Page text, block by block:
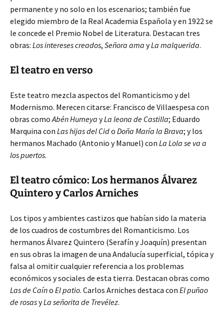
permanente y no solo en los escenarios; también fue
elegido miembro de la Real Academia Española y en 1922 se
le concede el Premio Nobel de Literatura. Destacan tres
obras: Los intereses creados, Señora ama yLa malquerida.
El teatro en verso
Este teatro mezcla aspectos del Romanticismo y del
Modernismo. Merecen citarse: Francisco de Villaespesa con
obras comoAbén Humeya yLa leona de Castilla; Eduardo
Marquina con Las hijas del Cido Doña María la Brava; y los
hermanos Machado (Antonio y Manuel) con La Lola se va a
los puertos.
El teatro cómico: Los hermanos Álvarez
Quintero y Carlos Arniches
Los tipos y ambientes castizos que habían sido la materia
de los cuadros de costumbres del Romanticismo. Los
hermanos Álvarez Quintero (Serafín y Joaquín) presentan
en sus obras la imagen de una Andalucía superficial, tópica y
falsa al omitir cualquier referencia a los problemas
económicos y sociales de esta tierra. Destacan obras como
Las de Caíno El patio. Carlos Arniches destaca con El puñao
de rosasyLa señorita de Trevélez.